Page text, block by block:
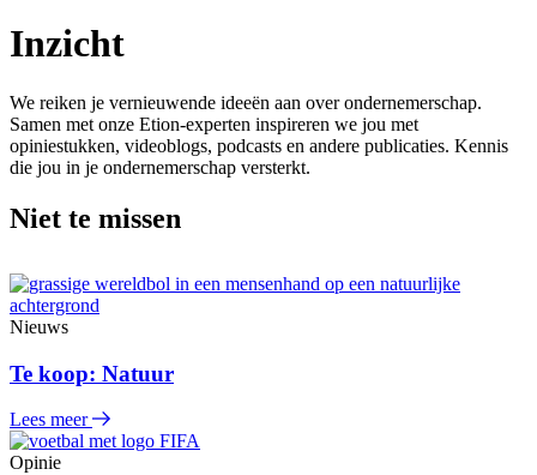
Inzicht
We reiken je vernieuwende ideeën aan over ondernemerschap.
Samen met onze Etion-experten inspireren we jou met
opiniestukken, videoblogs, podcasts en andere publicaties. Kennis
die jou in je ondernemerschap versterkt.
Niet te missen
Nieuws
Te koop: Natuur
Lees meer
Opinie